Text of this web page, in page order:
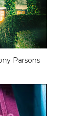
Parsons